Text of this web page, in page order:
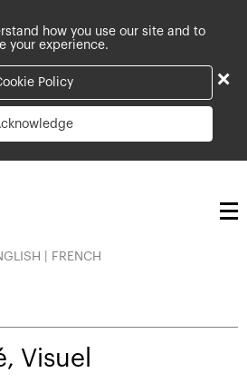
how you use our site and to
your experience.
Policy ×
FRENCH
Visuel